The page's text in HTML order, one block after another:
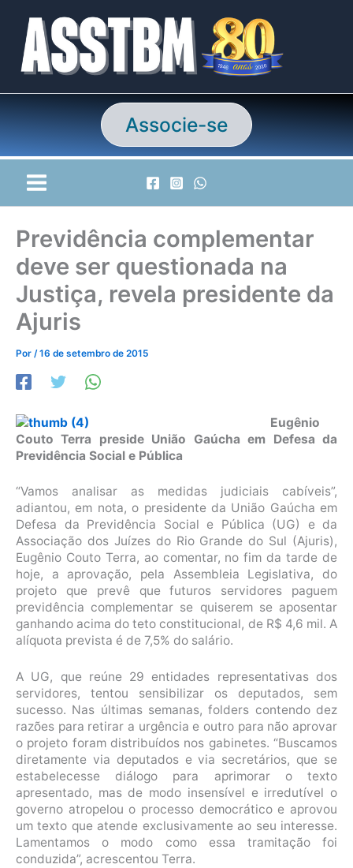
conteúdo
Associe-se
Previdência complementar
deve ser questionada na
Justiça, revela presidente da
Ajuris
Por /16 de setembro de 2015
Eugênio
Couto Terra preside União Gaúcha em Defesa da
Previdência Social e Pública
“Vamos analisar as medidas judiciais cabíveis”,
adiantou, em nota, o presidente da União Gaúcha em
Defesa da Previdência Social e Pública (UG) e da
Associação dos Juízes do Rio Grande do Sul (Ajuris),
Eugênio Couto Terra, ao comentar, no fim da tarde de
hoje, a aprovação, pela Assembleia Legislativa, do
projeto que prevê que futuros servidores paguem
previdência complementar se quiserem se aposentar
ganhando acima do teto constitucional, de R$ 4,6 mil. A
alíquota prevista é de 7,5% do salário.
A UG, que reúne 29 entidades representativas dos
servidores, tentou sensibilizar os deputados, sem
sucesso. Nas últimas semanas, folders contendo dez
razões para retirar a urgência e outro para não aprovar
o projeto foram distribuídos nos gabinetes. “Buscamos
diretamente via deputados e via secretários, que se
estabelecesse diálogo para aprimorar o texto
apresentado, mas de modo insensível e irredutível o
governo atropelou o processo democrático e aprovou
um texto que atende exclusivamente ao seu interesse.
Lamentamos o modo como essa tramitação foi
conduzida”, acrescentou Terra.